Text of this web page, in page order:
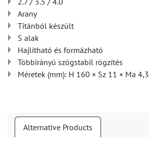
Arany
Titánból készült
S alak
Hajlítható és formázható
Többirányú szögstabil rögzítés
Méretek (mm): H 160 × Sz 11 × Ma 4,3
Alternative Products